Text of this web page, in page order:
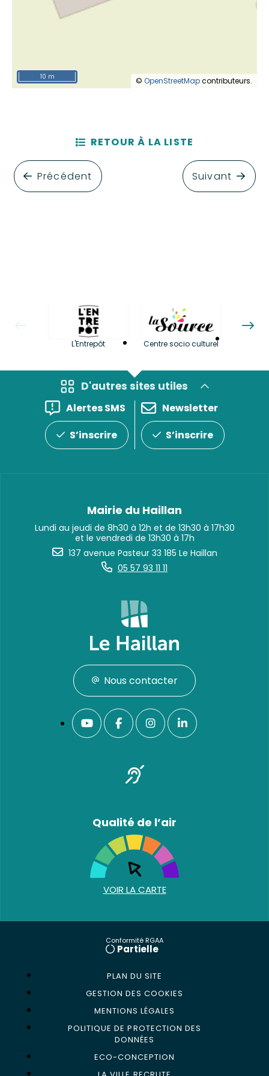
© OpenStreetMapcontributeurs.
10 m
Précédent
RETOUR À LA LISTE
Suivant
L'Entrepôt Centre socio culturel
D'autres sites utiles
Alertes SMS
S’inscrire
Newsletter
S’inscrire
Mairie du Haillan
Lundi au jeudi de 8h30 à 12h et de 13h30 à 17h30
et le vendredi de 13h30 à 17h
137 avenue Pasteur 33 185 Le Haillan
05 57 93 11 11
Nous contacter
Qualité de l’air
VOIR LA CARTE
Conformité RGAA
Partielle
PLAN DU SITE
GESTION DES COOKIES
MENTIONS LÉGALES
POLITIQUE DE PROTECTION DES
DONNÉES
ECO-CONCEPTION